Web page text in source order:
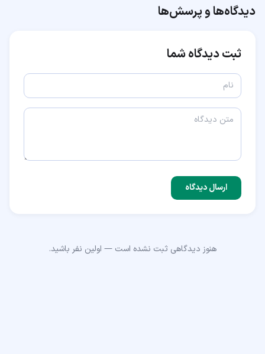
دیدگاه‌ها و پرسش‌ها
ثبت دیدگاه شما
ارسال دیدگاه
هنوز دیدگاهی ثبت نشده است — اولین نفر باشید.